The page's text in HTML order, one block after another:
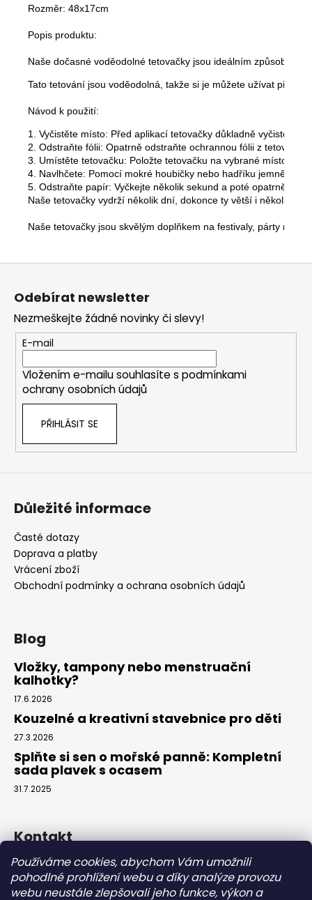
Používáme cookies, abychom Vám umožnili
pohodlné prohlížení webu a díky analýze provozu
webu neustále zlepšovali jeho funkce, výkon a
Rozměr: 48x17cm
Popis produktu:
Naše dočasné voděodolné tetovačky jsou ideálním
Tato tetování jsou voděodolná, takže si je můžete užívat při
Návod k použití:
1. Vyčistěte místo: Před aplikací tetovačky důkladně vyčistěte
2. Odstraňte fólii: Opatrně odstraňte ochrannou fólii z tetovačky.
3. Umístěte tetovačku: Položte tetovačku na vybrané místo na
4. Navlhčete: Pomocí mokré houbičky nebo hadříku jemně
5. Odstraňte papír: Vyčkejte několik sekund a poté opatrně
Naše tetovačky vydrží několik dní, dokonce ty větší i několik
Naše tetovačky jsou skvělým doplňkem na festivaly, párty
Odebírat newsletter
Nezmeškejte žádné novinky či slevy!
E-mail
Vložením e-mailu souhlasíte s podmínkami
ochrany osobních údajů
PŘIHLÁSIT SE
Důležité informace
Časté dotazy
Doprava a platby
Vrácení zboží
Obchodní podmínky a ochrana osobních údajů
Blog
Vložky, tampony nebo menstruační
kalhotky?
17.6.2026
Kouzelné a kreativní stavebnice pro děti
27.3.2026
Splňte si sen o mořské panně: Kompletní
sada plavek s ocasem
31.7.2025
Kontakt
info@eparuky.cz
+420 734 459 045